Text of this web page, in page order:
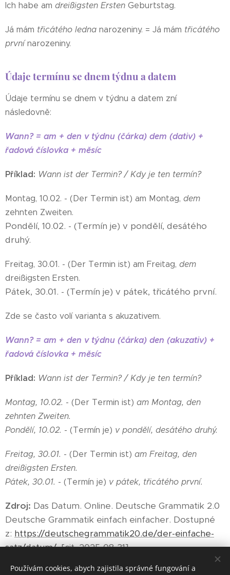
Ich habe am dreißigsten Ersten Geburtstag.
Já mám třicátého ledna narozeniny. = Já mám třicátého
prvnínarozeniny.
Údaje termínu se dnem týdnu a datem
Údaje termínu se dnem v týdnu a datem zní
následovně:
Wann? = am + den v týdnu (čárka) dem (dativ) +
řadová číslovka + měsíc
Příklad: Wann ist der Termin? / Kdy je ten termín?
Montag, 10.02. - (Der Termin ist) am Montag, dem
zehnten Zweiten.
Pondělí, 10.02. - (Termín je) v pondělí, desátého
druhý.
Freitag, 30.01. - (Der Termin ist) am Freitag, dem
dreißigsten Ersten.
Pátek, 30.01. - (Termín je) v pátek, třicátého první.
Zde se často volí varianta s akuzativem.
Wann? = am + den v týdnu (čárka) den (akuzativ) +
řadová číslovka + měsíc
Příklad: Wann ist der Termin? / Kdy je ten termín?
Montag, 10.02. - (Der Termin ist) am Montag, den
zehnten Zweiten.
Pondělí, 10.02. - (Termín je) v pondělí, desátého druhý.
Freitag, 30.01. - (Der Termin ist) am Freitag, den
dreißigsten Ersten.
Pátek, 30.01. - (Termín je) v pátek, třicátého první.
Zdroj: Das Datum. Online. Deutsche Grammatik 2.0
Deutsche Grammatik einfach einfacher. Dostupné
z: https://deutschegrammatik20.de/der-einfache-
satz/datum/. [cit. 2025-08-31].
Používám cookies, abych zajistila správné fungování a